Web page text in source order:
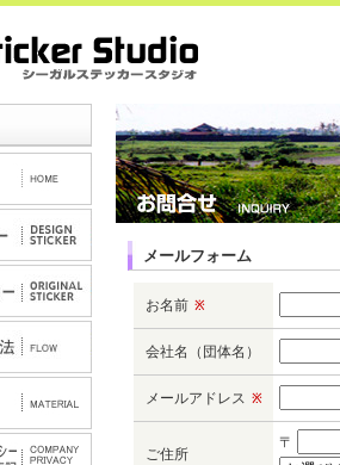
メールフォーム
お名前 ※
会社名（団体名）
メールアドレス ※
ご住所
〒